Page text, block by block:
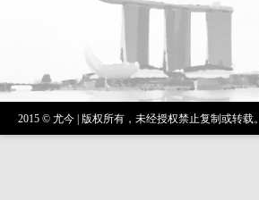
2015 © 尤今 | 版权所有，未经授权禁止复制或转载。